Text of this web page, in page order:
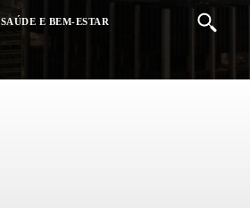
SAÚDE E BEM-ESTAR